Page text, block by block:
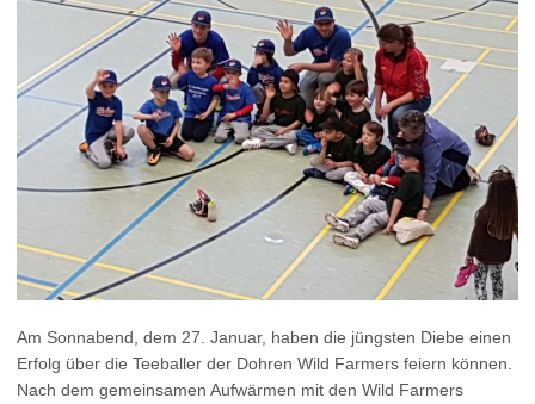
Am Sonnabend, dem 27. Januar, haben die jüngsten Diebe einen
Erfolg über die Teeballer der Dohren Wild Farmers feiern können.
Nach dem gemeinsamen Aufwärmen mit den Wild Farmers